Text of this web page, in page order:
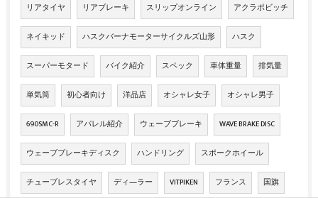
リアタイヤ リアブレーキ スリップオンライン アクラポビッチ
ネイキッド ハスクバーナモーターサイクルズ山形 ハスク
スーパーモタード バイク紹介 スペック 車体重量 排気量
単気筒 初心者向け 洋品店 オシャレ女子 オシャレ男子
690SMC-R アパレル紹介 ウェーブブレーキ WAVE BRAKE DISC
ウェーブブレーキディスク ハンドリング スポークホイール
チューブレスタイヤ ディ―ラー VITPIKEN フランス 国旗